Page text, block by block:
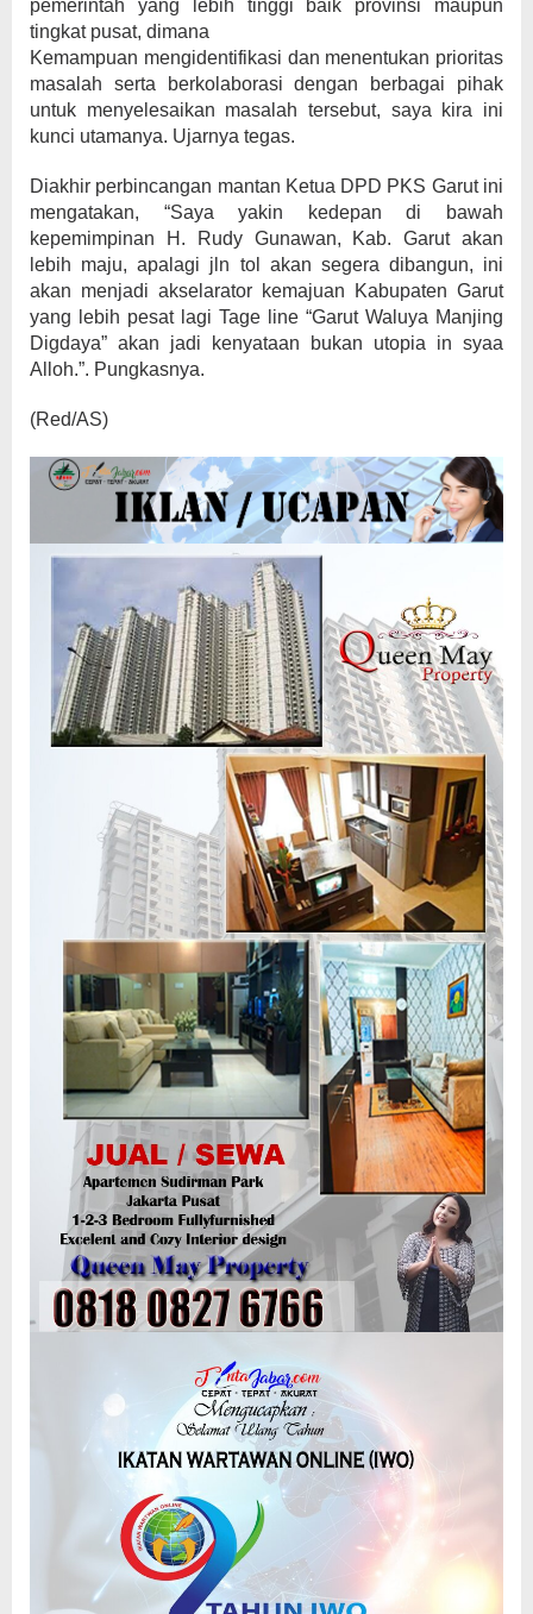
pemerintah yang lebih tinggi baik provinsi maupun
tingkat pusat, dimana
Kemampuan mengidentifikasi dan menentukan prioritas
masalah serta berkolaborasi dengan berbagai pihak
untuk menyelesaikan masalah tersebut, saya kira ini
kunci utamanya. Ujarnya tegas.
Diakhir perbincangan mantan Ketua DPD PKS Garut ini
mengatakan, “Saya yakin kedepan di bawah
kepemimpinan H. Rudy Gunawan, Kab. Garut akan
lebih maju, apalagi jln tol akan segera dibangun, ini
akan menjadi akselarator kemajuan Kabupaten Garut
yang lebih pesat lagi Tage line “Garut Waluya Manjing
Digdaya” akan jadi kenyataan bukan utopia in syaa
Alloh.”. Pungkasnya.
(Red/AS)